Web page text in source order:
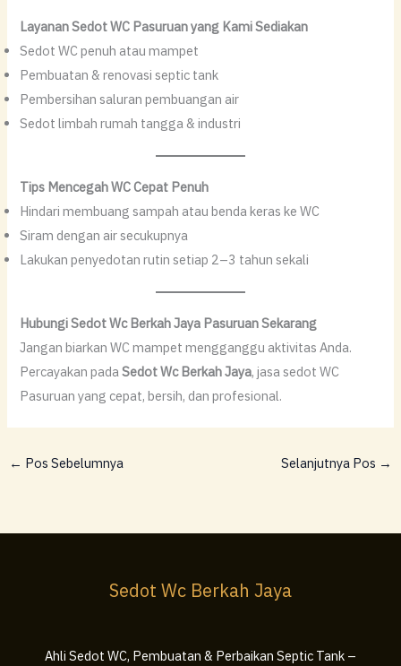
Layanan Sedot WC Pasuruan yang Kami Sediakan
Sedot WC penuh atau mampet
Pembuatan & renovasi septic tank
Pembersihan saluran pembuangan air
Sedot limbah rumah tangga & industri
Tips Mencegah WC Cepat Penuh
Hindari membuang sampah atau benda keras ke WC
Siram dengan air secukupnya
Lakukan penyedotan rutin setiap 2–3 tahun sekali
Hubungi Sedot Wc Berkah Jaya Pasuruan Sekarang
Jangan biarkan WC mampet mengganggu aktivitas Anda.
Percayakan padaSedot Wc Berkah Jaya, jasa sedot WC
Pasuruan yang cepat, bersih, dan profesional.
← Pos Sebelumnya Selanjutnya Pos →
Sedot Wc Berkah Jaya
Ahli Sedot WC, Pembuatan & Perbaikan Septic Tank –